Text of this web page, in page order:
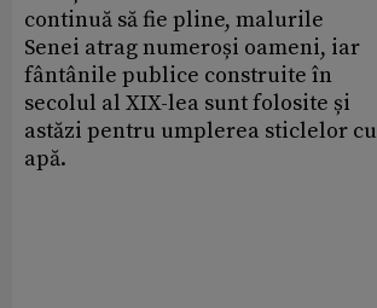
continuă să fie pline, malurile
Senei atrag numeroși oameni, iar
fântânile publice construite în
secolul al XIX-lea sunt folosite și
astăzi pentru umplerea sticlelor cu
apă.